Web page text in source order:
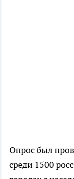
Опрос был
среди 1500